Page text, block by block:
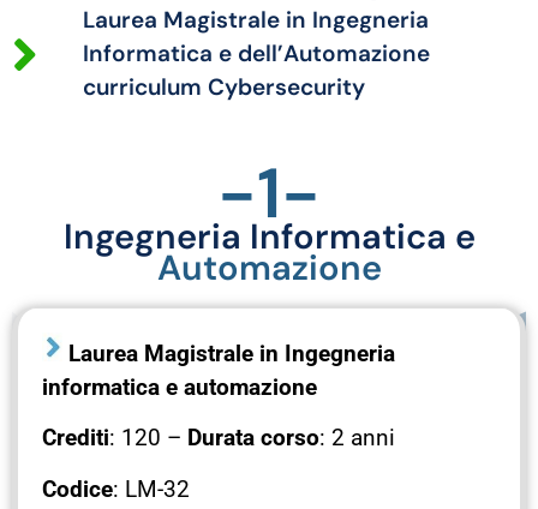
Laurea Magistrale in Ingegneria
Informatica e dell’Automazione
curriculum Cybersecurity
-1-
Ingegneria Informatica e
Automazione
Laurea Magistrale in Ingegneria
informatica e automazione
Crediti: 120 – Durata corso: 2 anni
Codice: LM-32